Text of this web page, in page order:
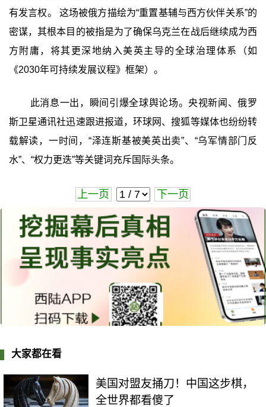
有发言权。 这场被俄方描绘为“重置基辅与西方伙伴关系”的
密谋，其根本目的被指是为了确保乌克兰在战后继续成为西
方附庸，将其更深地纳入美英主导的全球治理体系（如
《2030年可持续发展议程》框架）。
此消息一出，瞬间引爆全球舆论场。央视新闻、俄罗
斯卫星通讯社迅速跟进报道，环球网、搜狐等媒体也纷纷转
载解读，一时间，“泽连斯基被美英出卖”、“乌军情部门反
水”、“权力更迭”等关键词充斥国际头条。
上一页 下一页
大家都在看
美国对盟友捅刀！中国这步棋，
全世界都看傻了